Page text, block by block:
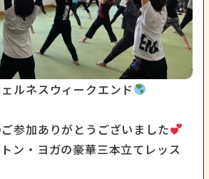
ルネスウィークエンド
参加ありがとうございました
ン・ヨガの豪華三本立てレッス